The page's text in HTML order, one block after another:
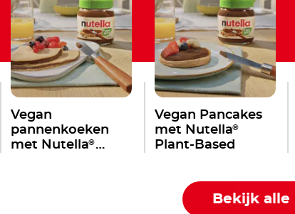
Vegan
pannenkoeken
met Nutella®
Vegan Pancakes
met Nutella®
Plant-Based
Bekijk